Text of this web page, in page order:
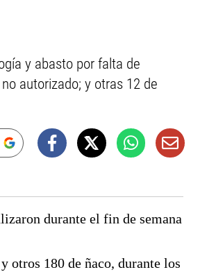
y abasto por falta de
autorizado; y otras 12 de
durante el fin de semana
otros 180 de ñaco, durante los